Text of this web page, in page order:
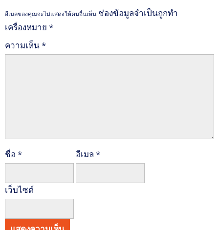
อีเมลของคุณจะไม่แสดงให้คนอื่นเห็น ช่องข้อมูลจำเป็นถูกทำ
เครื่องหมาย *
ความเห็น*
ชื่อ * อีเมล *
เว็บไซต์